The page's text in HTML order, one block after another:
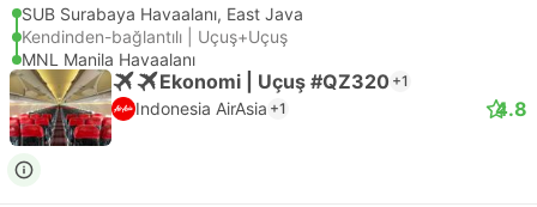
SUB Surabaya Havaalanı, East Java
Kendinden-bağlantılı | Uçuş+Uçuş
MNL Manila Havaalanı
Ekonomi | Uçuş #QZ320 +1
Indonesia AirAsia +1 4.8